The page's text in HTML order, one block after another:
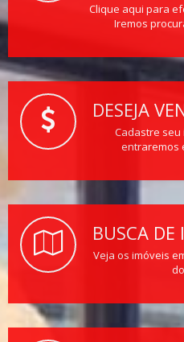
Clique aqui para
Iremos
DESEJA
Cadastre seu
entraremos
BUSCA
Veja os imóveis